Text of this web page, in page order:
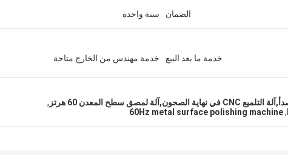
الضمان سنة واحدة
خدمة ما بعد البيع خدمة مهندس من الخارج متاحة
,
,
60Hz metal surface polishing machine